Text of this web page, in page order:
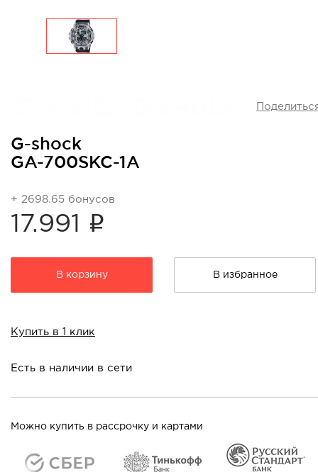
G-shock
GA-700SKC-1A
+ 2698.65 бонусов
17.991 i
В корзину В избранное
Купить в 1 клик
Есть в наличии в сети
Можно купить в рассрочку и картами